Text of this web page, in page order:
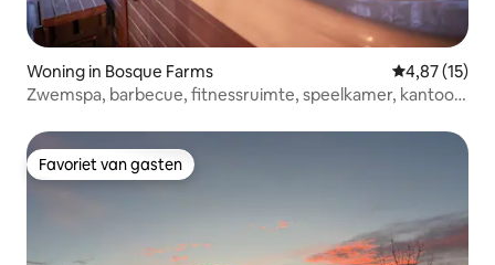
Woning in Bosque Farms Gemiddelde
4,87 (15)
Zwemspa, barbecue, fitnessruimte, speelkamer, kantoor,
Favoriet van gasten
Favoriet van gasten